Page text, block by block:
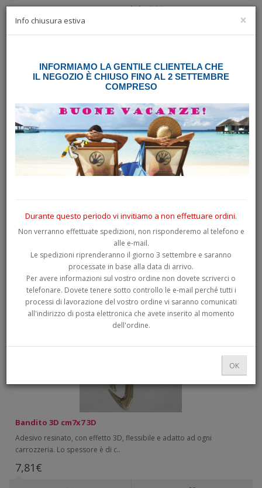
☰
Home 3D Resinati Simboli, magia, zodiaco
SIMBOLI, MAGIA, ZODIACO
ordinamento: Mostra:
Bandito 3D cm7x7 3D
Adesivo resinato, con effetto 3D, flessibile e adatto ad ogni
carrozzeria. Lo spessore è di c..
7,81€
×
Info chiusura estiva
INFORMIAMO LA GENTILE CLIENTELA CHE
IL NEGOZIO È CHIUSO FINO AL 2 SETTEMBRE
COMPRESO
Durante questo periodo vi invitiamo a non effettuare ordini.
Non verranno effettuate spedizioni, non risponderemo al telefono e
alle e-mail.
Le spedizioni riprenderanno il giorno 3 settembre e saranno
processate in base alla data di arrivo.
Per avere informazioni sul vostro ordine non dovete scriverci o
telefonare. Dovete tenere sotto controllo le e-mail perché tutti i
processi di lavorazione del vostro ordine vi saranno comunicati
all'indirizzo di posta elettronica che avete inserito al momento
dell'ordine.
OK